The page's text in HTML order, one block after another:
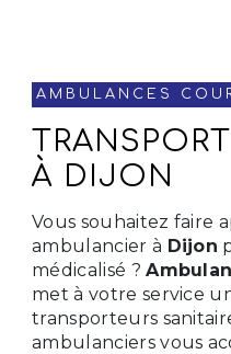
AMBULANCES
TRANSPORT DE MALADE
À DIJON
Vous souhaitez faire appel à un service
ambulancier à Dijon
médicalisé ?
met à votre service
transporteurs
ambulanciers vous